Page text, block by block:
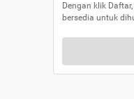
Dengan klik
bersedia untuk